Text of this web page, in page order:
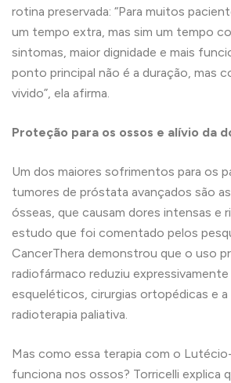
rotina preservada: “Para muitos
um tempo extra, mas sim um tempo
sintomas, maior dignidade e mais
ponto principal não é a duração, mas
vivido”, ela afirma.
Proteção para os ossos e alívio da
Um dos maiores sofrimentos para os
tumores de próstata avançados são
ósseas, que causam dores intensas e
estudo que foi comentado pelos
CancerThera demonstrou que o uso
radiofármaco reduziu
esqueléticos, cirurgias ortopédicas e a
radioterapia paliativa.
Mas como essa terapia com o
funciona nos ossos? Torricelli explica